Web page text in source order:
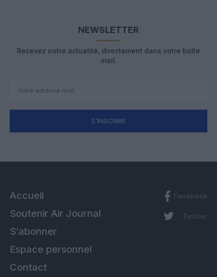
NEWSLETTER
Recevez notre actualité, directement dans votre boîte
mail.
S'INSCRIRE
Accueil
Soutenir Air Journal
S’abonner
Espace personnel
Contact